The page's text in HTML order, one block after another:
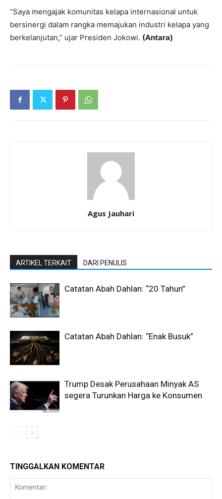
“Saya mengajak komunitas kelapa internasional untuk
bersinergi dalam rangka memajukan industri kelapa yang
berkelanjutan,” ujar Presiden Jokowi. (Antara)
Agus Jauhari
ARTIKEL TERKAIT DARI PENULIS
Catatan Abah Dahlan: “20 Tahun”
Catatan Abah Dahlan: “Enak Busuk”
Trump Desak Perusahaan Minyak AS
segera Turunkan Harga ke Konsumen
TINGGALKAN KOMENTAR